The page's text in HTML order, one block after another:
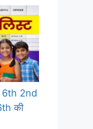
6th 2nd
की